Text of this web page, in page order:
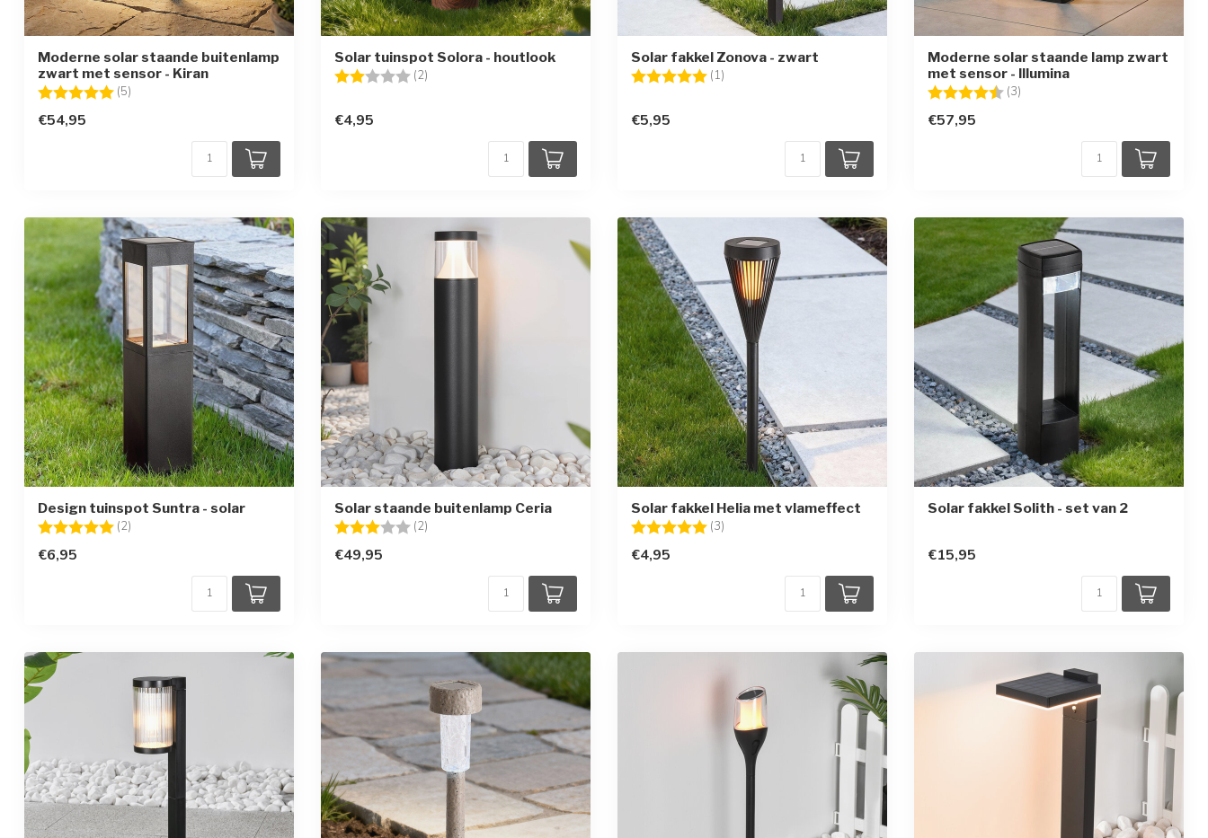
Moderne solar staande buitenlamp
zwart met sensor - Kiran
Beoordeling: (5)
€54,95
Solar tuinspot Solora - houtlook
Beoordeling: (2)
€4,95
Solar fakkel Zonova - zwart
Beoordeling: (1)
€5,95
Moderne solar staande lamp zwart
met sensor - Illumina
Beoordeling: (3)
€57,95
Design tuinspot Suntra - solar
Beoordeling: (2)
€6,95
Solar staande buitenlamp Ceria
Beoordeling: (2)
€49,95
Solar fakkel Helia met vlameffect
Beoordeling: (3)
€4,95
Solar fakkel Solith - set van 2
€15,95